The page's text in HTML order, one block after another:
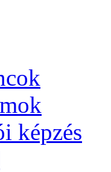
képzés